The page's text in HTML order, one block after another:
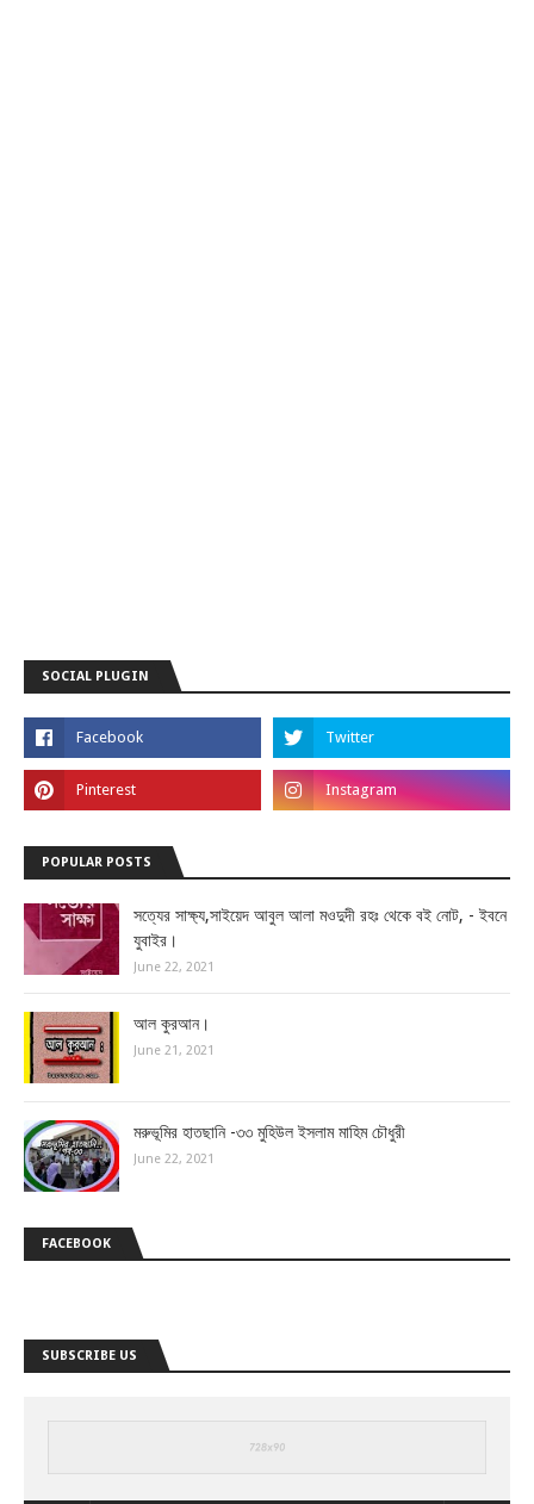
SOCIAL PLUGIN
POPULAR POSTS
সত্যের সাক্ষ্য,সাইয়েদ আবুল আলা মওদুদী রহঃ থেকে বই নোট, - ইবনে
যুবাইর।
June 22, 2021
আল কুরআন।
June 21, 2021
মরুভূমির হাতছানি -৩৩ মুহিউল ইসলাম মাহিম চৌধুরী
June 22, 2021
FACEBOOK
SUBSCRIBE US